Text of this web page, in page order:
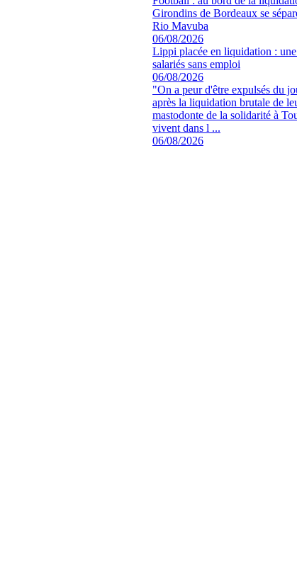
Girondins de Bordeaux se
Rio Mavuba
06/08/2026
Lippi placée en liquidation :
salariés sans emploi
06/08/2026
"On a peur d'être expulsés du
après la liquidation brutale de
mastodonte de la solidarité à
vivent dans l ...
06/08/2026